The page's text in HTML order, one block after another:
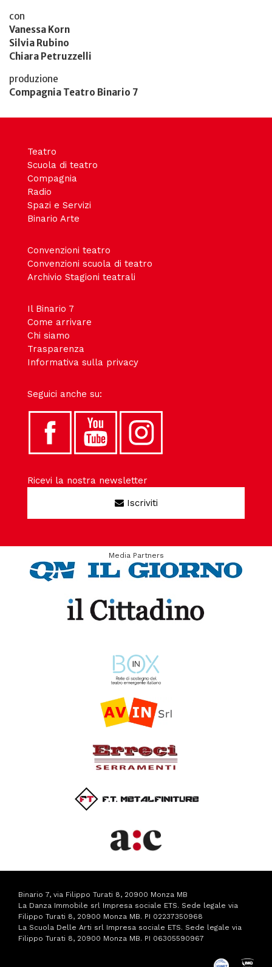
con
Vanessa Korn
Silvia Rubino
Chiara Petruzzelli
produzione
Compagnia Teatro Binario 7
Teatro
Scuola di teatro
Compagnia
Radio
Spazi e Servizi
Binario Arte
Convenzioni teatro
Convenzioni scuola di teatro
Archivio Stagioni teatrali
Il Binario 7
Come arrivare
Chi siamo
Trasparenza
Informativa sulla privacy
Seguici anche su:
Ricevi la nostra newsletter
Iscriviti
Media Partners
Binario 7, via Filippo Turati 8, 20900 Monza MB
La Danza Immobile srl Impresa sociale ETS. Sede legale via
Filippo Turati 8, 20900 Monza MB. PI 02237350968
La Scuola Delle Arti srl Impresa sociale ETS. Sede legale via
Filippo Turati 8, 20900 Monza MB. PI 06305590967